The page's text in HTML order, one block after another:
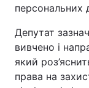
персональних
Депутат
вивчено і
який
права на